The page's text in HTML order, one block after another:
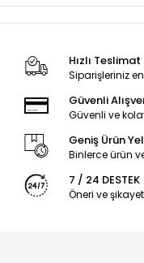
Hızlı Teslimat
Siparişleriniz
Güvenli
Güvenli ve
Geniş Ürün
Binlerce ürün
7 / 24 DESTEK
Öneri ve